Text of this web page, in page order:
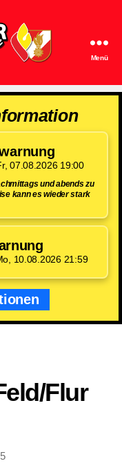
Drau
Menü
07.08.2026 19:00
und abends zu
kann es wieder stark
10.08.2026 21:59
​Flur